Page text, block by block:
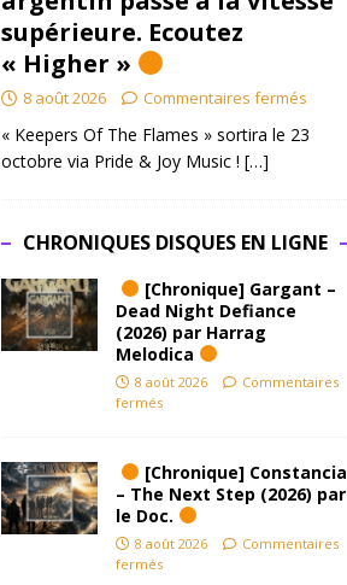
supérieure. Ecoutez
« Higher »
8 août 2026 Commentaires fermés
« Keepers Of The Flames » sortira le 23
octobre via Pride & Joy Music ! […]
CHRONIQUES DISQUES EN LIGNE
[Chronique] Gargant –
Dead Night Defiance
(2026) par Harrag
Melodica
8 août 2026
Commentaires
fermés
[Chronique] Constancia
– The Next Step (2026) par
le Doc.
8 août 2026
Commentaires
fermés